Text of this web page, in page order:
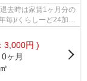
去時は家賃1ヶ月分の
毎)/くらしーど24加
3,000円 )
0ヶ月